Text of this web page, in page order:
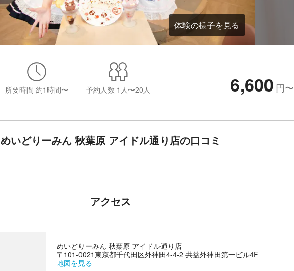
体験の様子を見る
所要時間 約1時間〜 予約人数 1人〜20人 6,600 円〜
めいどりーみん 秋葉原 アイドル通り店の口コミ
アクセス
めいどりーみん 秋葉原 アイドル通り店
〒101-0021東京都千代田区外神田4-4-2 共益外神田第一ビル4F
地図を見る